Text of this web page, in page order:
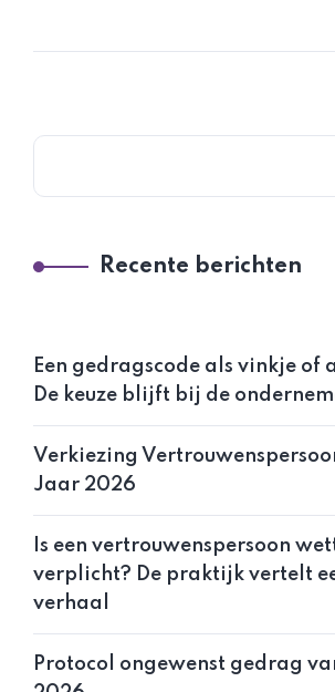
Recente berichten
Een gedragscode als vinkje of
De keuze blijft bij de
Verkiezing
Jaar 2026
Is een vertrouwenspersoon
verplicht? De praktijk vertelt
verhaal
Protocol ongewenst gedrag